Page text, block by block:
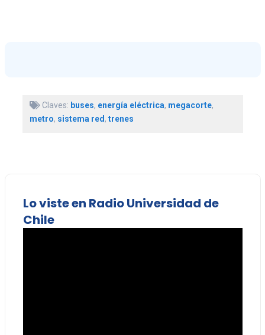
Claves: buses, energía eléctrica, megacorte,
metro, sistema red, trenes
Lo viste en Radio Universidad de
Chile